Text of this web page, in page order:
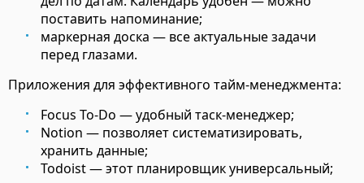
поставить напоминание;
маркерная доска — все актуальные задачи
перед глазами.
Приложения для эффективного тайм-менеджмента:
Focus To-Do — удобный таск-менеджер;
Notion — позволяет систематизировать,
хранить данные;
Todoist — этот планировщик универсальный;